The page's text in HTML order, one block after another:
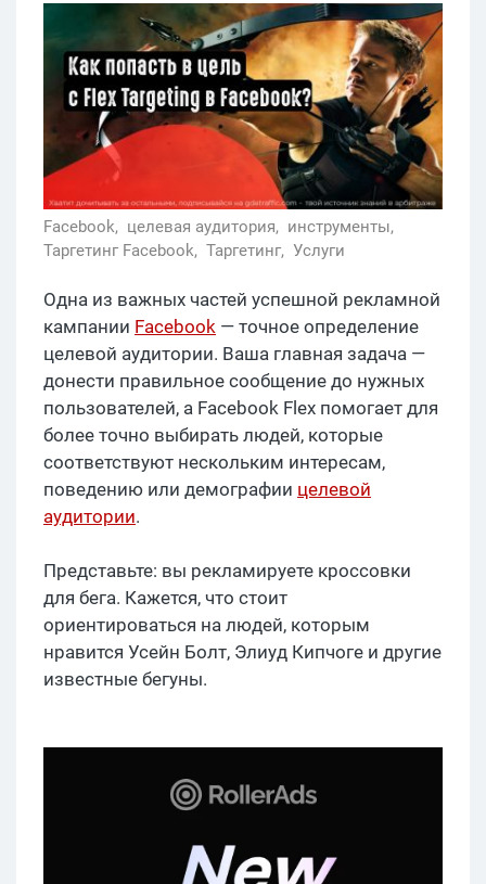
Facebook, целевая аудитория, инструменты,
Таргетинг Facebook, Таргетинг, Услуги
Одна из важных частей успешной рекламной
кампании Facebook — точное определение
целевой аудитории. Ваша главная задача —
донести правильное сообщение до нужных
пользователей, а Facebook Flex помогает для
более точно выбирать людей, которые
соответствуют нескольким интересам,
поведению или демографии целевой
аудитории.
Представьте: вы рекламируете кроссовки
для бега. Кажется, что стоит
ориентироваться на людей, которым
нравится Усейн Болт, Элиуд Кипчоге и другие
известные бегуны.